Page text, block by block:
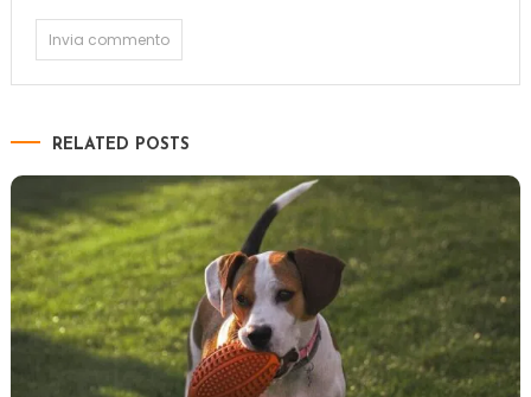
RELATED POSTS